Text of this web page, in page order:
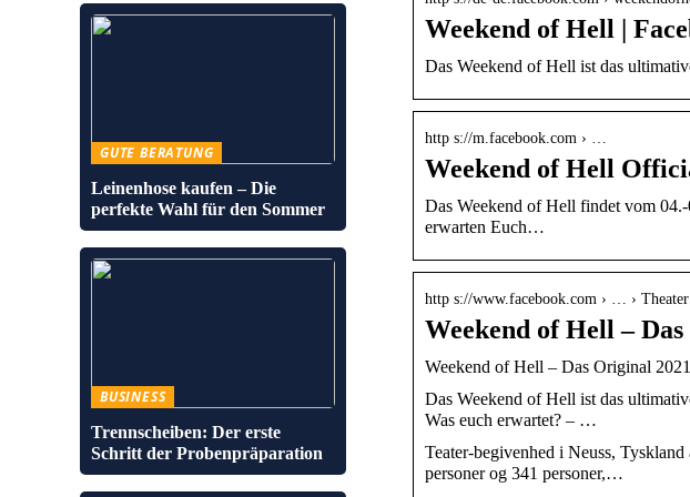
Weekend of Hell |
Das Weekend of Hell ist das
http s://m.facebook.com › …
Weekend of Hell
Das Weekend of Hell findet vom
erwarten Euch…
http s://www.facebook.com › … ›
Weekend of Hell –
Weekend of Hell – Das Original 2021
Das Weekend of Hell ist das
Was euch erwartet? – …
Teater-begivenhed i Neuss,
personer og 341 personer,…
GUTE BERATUNG
Leinenhose kaufen – Die
perfekte Wahl für den Sommer
BUSINESS
Trennscheiben: Der erste
Schritt der Probenpräparation